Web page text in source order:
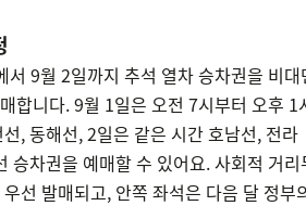
서 9월 2일까지 추석 열차 승차권을 비대
합니다. 9월 1일은 오전 7시부터 오후 1
, 동해선, 2일은 같은 시간 호남선, 전라
승차권을 예매할 수 있어요. 사회적 거리
선 발매되고, 안쪽 좌석은 다음 달 정부